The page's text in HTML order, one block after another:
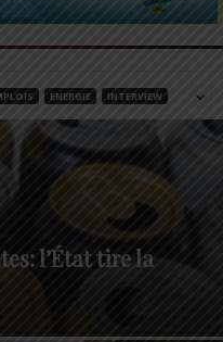
ENERGIE INTERVIEW
l’État tire la